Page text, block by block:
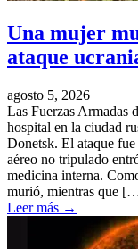
Una mujer
ataque
agosto 5, 2026
Las Fuerzas Armadas
hospital en la ciudad
Donetsk. El ataque
aéreo no tripulado
medicina interna.
murió, mientras que
Leer más →